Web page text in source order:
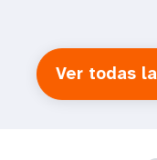
Ver todas